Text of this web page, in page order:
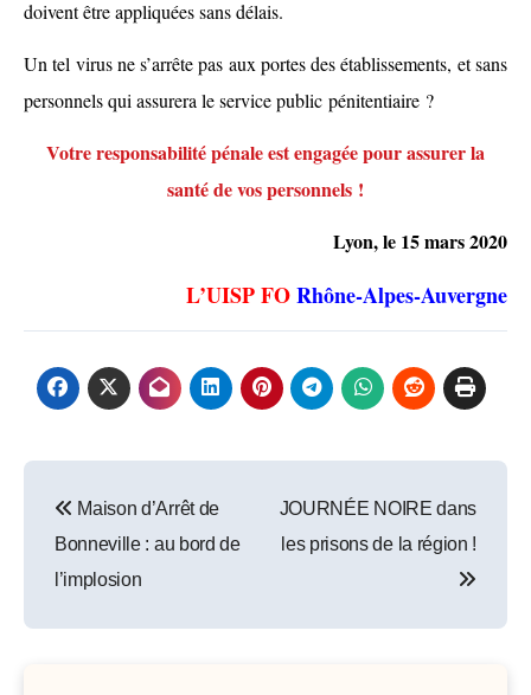
doiventêtreappliquées sans délais.
Un tel virus ne s’arrête pas aux portes des établissements, et sans
personnels qui assurera le service public pénitentiaire ?
Votre responsabilité pénale est engagée pour assurer la
santé de vos personnels !
Lyon, le 15 mars 2020
L’UISP FORhône-Alpes-Auvergne
navigation
Maison d’Arrêt de
Bonneville : au bord de
l’implosion
JOURNÉE NOIRE dans
les prisons de la région !